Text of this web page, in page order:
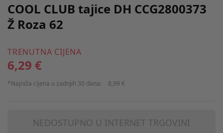
COOL CLUB tajice DH CCG2800373
Ž Roza 62
TRENUTNA CIJENA
6,29 €
*Najniža cijena u zadnjih 30 dana: 8,99 €
NEDOSTUPNO U INTERNET TRGOVINI